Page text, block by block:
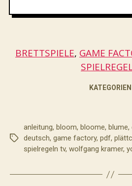
BRETTSPIELE, GAME
KATEGORIEN
Schlagwörter
anleitung, bloom, bloome, blume,
deutsch, game factory, pdf,
spielregeln tv, wolfgang kramer,